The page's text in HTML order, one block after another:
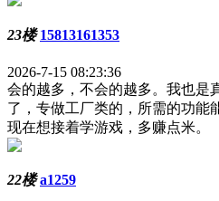
23楼 15813161353
2026-7-15 08:23:36
会的越多，不会的越多。我也是
了，专做工厂类的，所需的功能
现在想接着学游戏，多赚点米。
22楼 a1259